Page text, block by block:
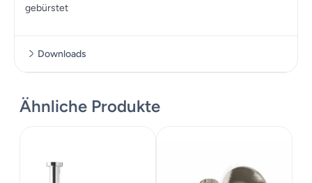
gebürstet
Downloads
Montageanleitung
Ähnliche Produkte